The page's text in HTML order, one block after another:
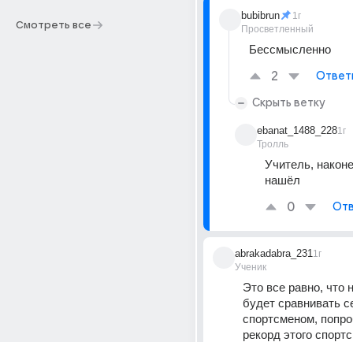
Смотреть все
bubibrun
Просветленный
1г
Бессмысленно
2
Скрыть ветку
ebanat_1488_228
Тролль
1г
Учитель,
нашёл
0
abrakadabra_231
Ученик
1г
Это все равно, что
будет сравнивать
спортсменом,
рекорд этого